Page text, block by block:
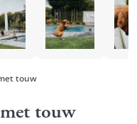
touw
touw